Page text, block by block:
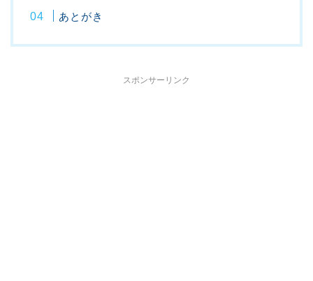
あとがき
スポンサーリンク